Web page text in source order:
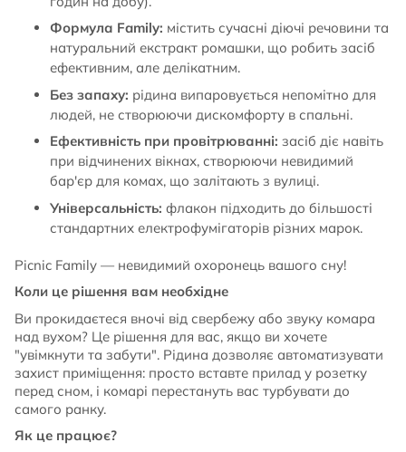
Формула Family: містить сучасні діючі речовини та
натуральний екстракт ромашки, що робить засіб
ефективним, але делікатним.
Без запаху: рідина випаровується непомітно для
людей, не створюючи дискомфорту в спальні.
Ефективність при провітрюванні: засіб діє навіть
при відчинених вікнах, створюючи невидимий
бар'єр для комах, що залітають з вулиці.
Універсальність: флакон підходить до більшості
стандартних електрофумігаторів різних марок.
Picnic Family — невидимий охоронець вашого сну!
Коли це рішення вам необхідне
Ви прокидаєтеся вночі від свербежу або звуку комара
над вухом? Це рішення для вас, якщо ви хочете
"увімкнути та забути". Рідина дозволяє автоматизувати
захист приміщення: просто вставте прилад у розетку
перед сном, і комарі перестануть вас турбувати до
самого ранку.
Як це працює?